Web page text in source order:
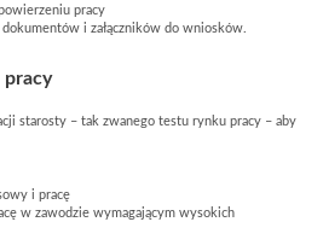
pracy
dokumentów i załączników do wniosków.
pracy
starosty – tak zwanego testu rynku pracy – aby
i pracę
w zawodzie wymagającym wysokich